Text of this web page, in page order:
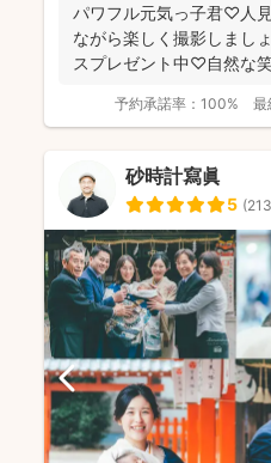
パワフル元気っ子君♡人
ながら楽しく撮影しまし
スプレゼント中♡自然な
予約承諾率： 100% 最
砂時計寫眞
5 (213